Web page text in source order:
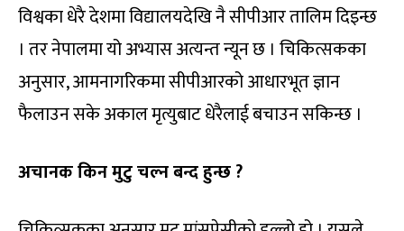
विश्वका धेरै देशमा विद्यालयदेखि नै सीपीआर तालिम दिइन्छ
। तर नेपालमा यो अभ्यास अत्यन्त न्यून छ । चिकित्सकका
अनुसार, आमनागरिकमा सीपीआरको आधारभूत ज्ञान
फैलाउन सके अकाल मृत्युबाट धेरैलाई बचाउन सकिन्छ ।
अचानक किन मुटु चल्न बन्द हुन्छ ?